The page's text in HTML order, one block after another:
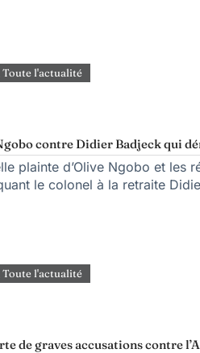
Toute l'actualité
contre Didier Badjeck qui
plainte d’Olive Ngobo et les
le colonel à la retraite
Toute l'actualité
de graves accusations contre